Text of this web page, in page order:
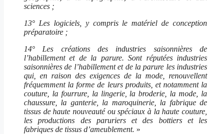
sciences ;
13° Les logiciels, y compris le matériel de conception
préparatoire ;
14° Les créations des industries saisonnières de
l’habillement et de la parure. Sont réputées industries
saisonnières de l’habillement et de la parure les industries
qui, en raison des exigences de la mode, renouvellent
fréquemment la forme de leurs produits, et notamment la
couture, la fourrure, la lingerie, la broderie, la mode, la
chaussure, la ganterie, la maroquinerie, la fabrique de
tissus de haute nouveauté ou spéciaux à la haute couture,
les productions des paruriers et des bottiers et les
fabriques de tissus d’ameublement. »